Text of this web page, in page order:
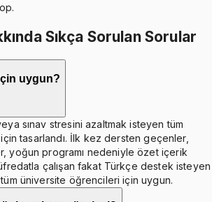
Sıkça Sorulan Sorular
uygun?
sınav stresini azaltmak isteyen tüm
tasarlandı. İlk kez dersten geçenler,
yoğun programı nedeniyle özet içerik
çalışan fakat Türkçe destek isteyen
üniversite öğrencileri için uygun.